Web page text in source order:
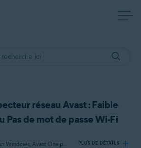
réseau Avast : Faible
Pas de mot de passe Wi-Fi
S’applique à Avast One pour Windows, Avast One pour Mac, Avast One pour Android, Avast One pour iOS, Avast Premium Security pour Windows, Avast Free Antivirus pour Windows, Avast Premium Security pour Mac, Avast Security pour Mac, Avast Mobile Security Premium pour Android PLUS DE DÉTAILS